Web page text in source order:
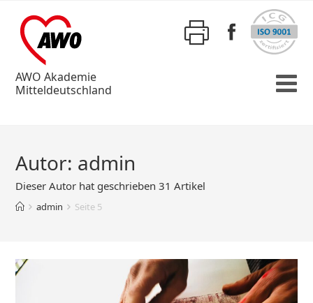
AWO Akademie
Mitteldeutschland
Autor: admin
Dieser Autor hat geschrieben 31 Artikel
admin Seite 5